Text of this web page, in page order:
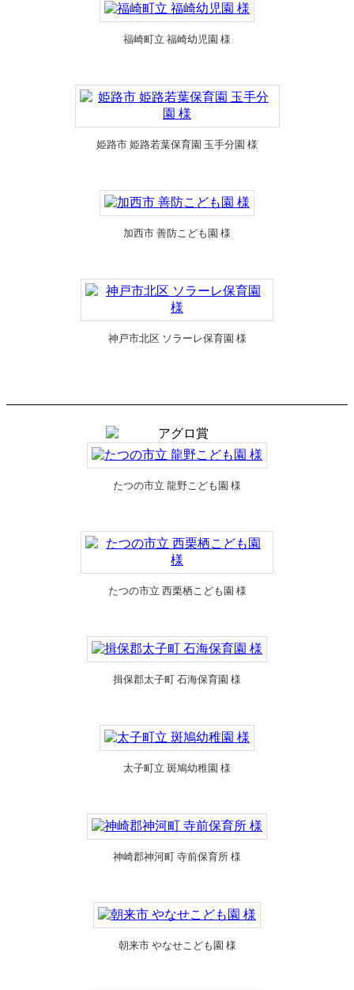
福崎町立 福崎幼児園 様
姫路市 姫路若葉保育園 玉手分園 様
加西市 善防こども園 様
神戸市北区 ソラーレ保育園 様
たつの市立 龍野こども園 様
たつの市立 西栗栖こども園 様
揖保郡太子町 石海保育園 様
太子町立 斑鳩幼稚園 様
神崎郡神河町 寺前保育所 様
朝来市 やなせこども園 様